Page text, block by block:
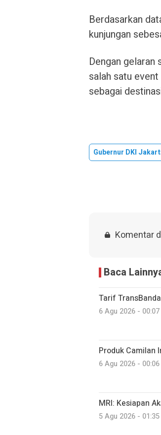
Berdasarkan
kunjungan
Dengan gelaran
salah satu
sebagai
Gubernur DKI
Komentar
Baca
Tarif
6 Agu 2026 - 00:07
Produk Camilan
6 Agu 2026 - 00:06
MRI: Kesiapan
5 Agu 2026 - 01:35